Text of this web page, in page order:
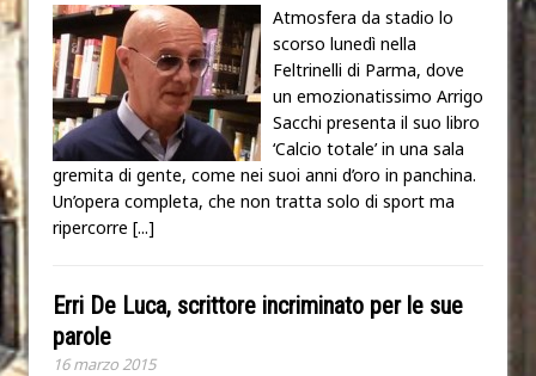
Atmosfera da stadio lo
scorso lunedì nella
Feltrinelli di Parma, dove
un emozionatissimo Arrigo
Sacchi presenta il suo libro
‘Calcio totale’ in una sala
gremita di gente, come nei suoi anni d’oro in panchina.
Un’opera completa, che non tratta solo di sport ma
ripercorre [...]
Erri De Luca, scrittore incriminato per le sue
parole
16 marzo 2015